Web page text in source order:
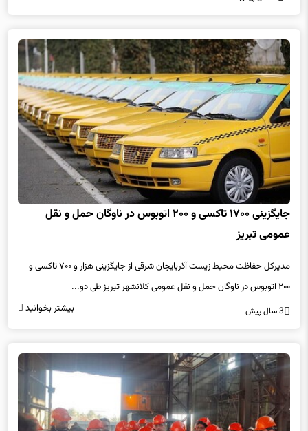
جایگزینی ۱۷۰۰ تاکسی و ۲۰۰ اتوبوس در ناوگان حمل و نقل
عمومی تبریز
مدیرکل حفاظت محیط زیست آذربایجان شرقی از جایگزینی هزار و ۷۰۰ تاکسی و
۲۰۰ اتوبوس در ناوگان حمل و نقل عمومی کلانشهر تبریز طی دو...
3 سال پیش بیشتر بخوانید